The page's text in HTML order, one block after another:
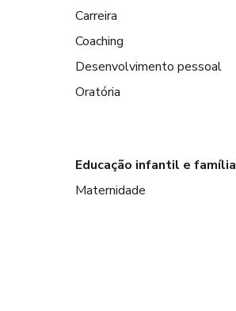
Carreira
Coaching
Desenvolvimento pessoal
Oratória
Educação infantil e família
Maternidade